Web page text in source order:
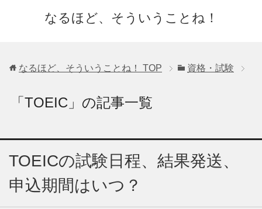
なるほど、そういうことね！
なるほど、そういうことね！ TOP 資格・試験
「TOEIC」の記事一覧
TOEICの試験日程、結果発送、
申込期間はいつ？